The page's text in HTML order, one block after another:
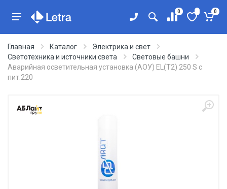
0 0
Главная Каталог
Электрика и свет
Светотехника и источники света
Световые башни
Аварийная осветительная установка (АОУ) EL(T2) 250 S с
пит.220